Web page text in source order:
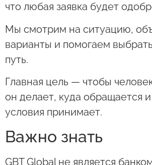
что любая заявка будет
Мы смотрим на ситуацию,
варианты и помогаем
путь.
Главная цель — чтобы
он делает, куда обращается
условия принимает.
Важно знать
GBT Global не является